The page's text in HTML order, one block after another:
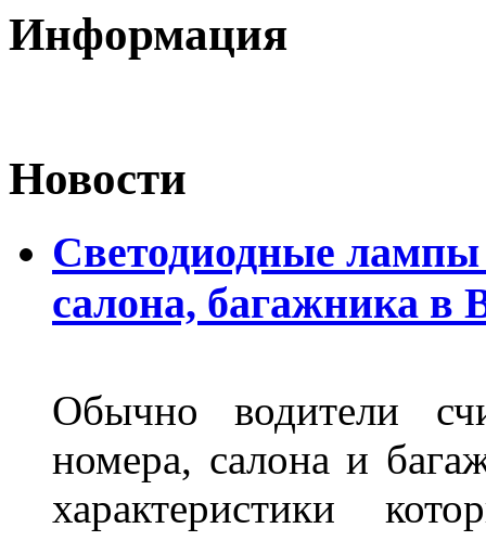
Информация
Новости
Светодиодные лампы
салона, багажника в
Обычно водители
номера, салона и
характеристики